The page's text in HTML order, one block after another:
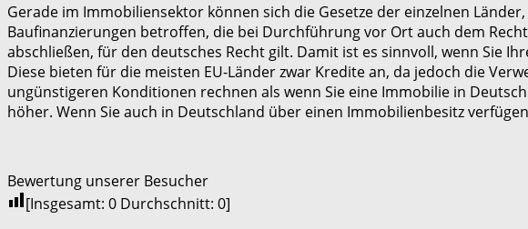
Gerade im Immobiliensektor können sich die Gesetze der einzelnen
Baufinanzierungen betroffen, die bei Durchführung vor Ort auch dem
abschließen, für den deutsches Recht gilt. Damit ist es sinnvoll, wenn Sie
Diese bieten für die meisten EU-Länder zwar Kredite an, da jedoch die
ungünstigeren Konditionen rechnen als wenn Sie eine Immobilie in
höher. Wenn Sie auch in Deutschland über einen Immobilienbesitz
Bewertung unserer Besucher
[Insgesamt: 0 Durchschnitt: 0]